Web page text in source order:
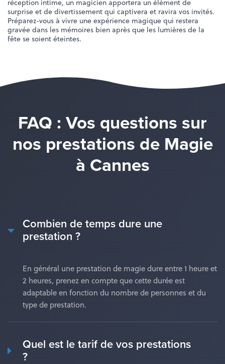
réception intime, un magicien apportera un élément de
surprise et de divertissement qui captivera et ravira vos invités.
Préparez-vous à vivre une expérience magique qui restera
gravée dans les mémoires bien après que les lumières de la
fête se soient éteintes.
FAQ : Vos questions sur
nos prestations de Magie
à Cannes
Combien de temps dure une
prestation ?
En général une prestation de magie dure entre 1 heure et
2 heures, prenez en compte que cette durée est
adaptable en fonction du nombre de personnes et du
type de prestation.
Quel est le tarif de vos prestations
?